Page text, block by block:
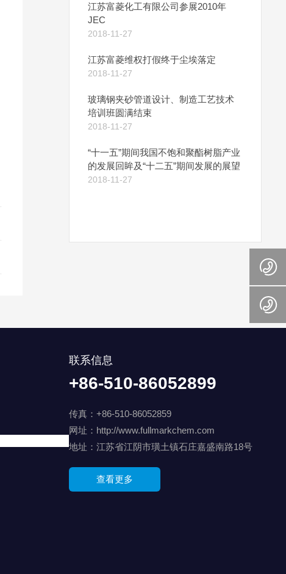
江苏富菱化工有限公司参展2010年
JEC
2018-11-27
江苏富菱维权打假终于尘埃落定
2018-11-27
玻璃钢夹砂管道设计、制造工艺技术
培训班圆满结束
2018-11-27
“十一五”期间我国不饱和聚酯树脂产业
的发展回眸及“十二五”期间发展的展望
2018-11-27
联系信息
+86-510-86052899
传真：+86-510-86052859
网址： http://www.fullmarkchem.com
地址：江苏省江阴市璜土镇石庄嘉盛南路18号
查看更多